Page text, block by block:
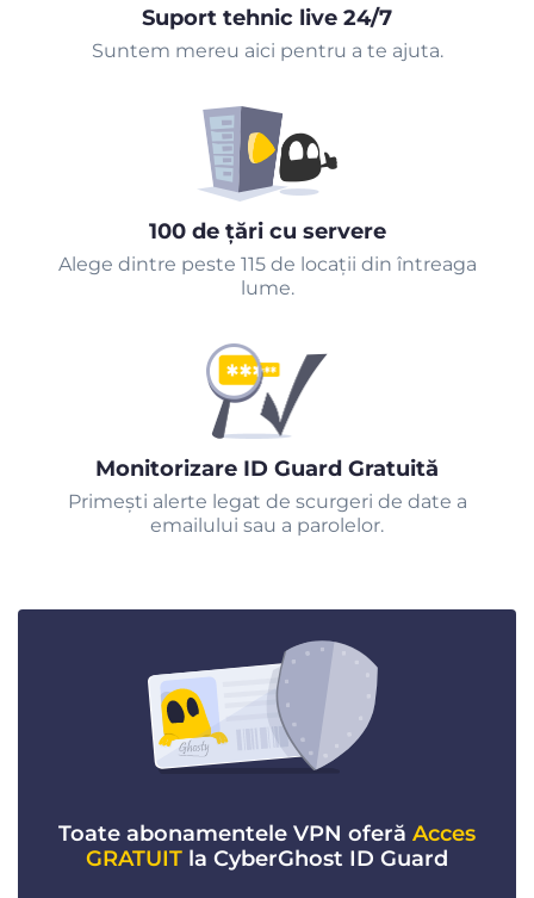
Suport tehnic live 24/7
Suntem mereu aici pentru a te ajuta.
100 de țări cu servere
Alege dintre peste 115 de locații din întreaga
lume.
Monitorizare ID Guard Gratuită
Primeşti alerte legat de scurgeri de date a
emailului sau a parolelor.
Toate abonamentele VPN oferă Acces
GRATUIT la CyberGhost ID Guard